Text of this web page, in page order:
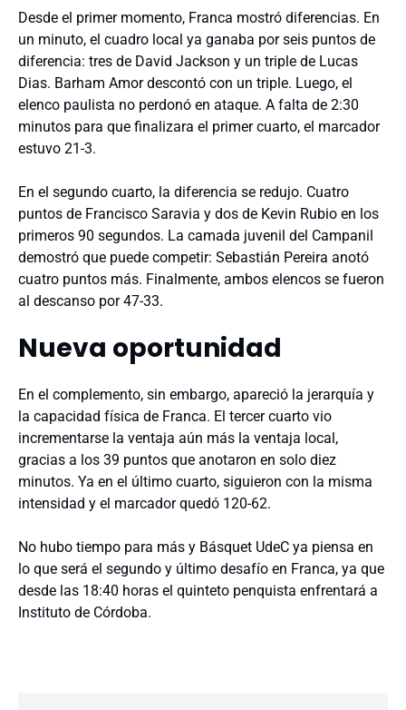
Desde el primer momento, Franca mostró diferencias. En
un minuto, el cuadro local ya ganaba por seis puntos de
diferencia: tres de David Jackson y un triple de Lucas
Dias. Barham Amor descontó con un triple. Luego, el
elenco paulista no perdonó en ataque. A falta de 2:30
minutos para que finalizara el primer cuarto, el marcador
estuvo 21-3.
En el segundo cuarto, la diferencia se redujo. Cuatro
puntos de Francisco Saravia y dos de Kevin Rubio en los
primeros 90 segundos. La camada juvenil del Campanil
demostró que puede competir: Sebastián Pereira anotó
cuatro puntos más. Finalmente, ambos elencos se fueron
al descanso por 47-33.
Nueva oportunidad
En el complemento, sin embargo, apareció la jerarquía y
la capacidad física de Franca. El tercer cuarto vio
incrementarse la ventaja aún más la ventaja local,
gracias a los 39 puntos que anotaron en solo diez
minutos. Ya en el último cuarto, siguieron con la misma
intensidad y el marcador quedó 120-62.
No hubo tiempo para más y Básquet UdeC ya piensa en
lo que será el segundo y último desafío en Franca, ya que
desde las 18:40 horas el quinteto penquista enfrentará a
Instituto de Córdoba.